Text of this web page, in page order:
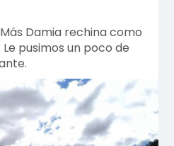
Damia rechina como
pusimos un poco de